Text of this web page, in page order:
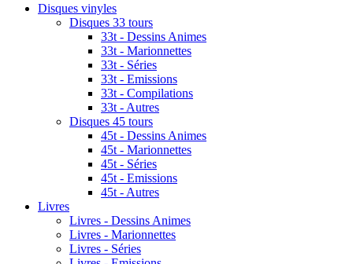
Disques vinyles
Disques 33 tours
33t - Dessins Animes
33t - Marionnettes
33t - Séries
33t - Emissions
33t - Compilations
33t - Autres
Disques 45 tours
45t - Dessins Animes
45t - Marionnettes
45t - Séries
45t - Emissions
45t - Autres
Livres
Livres - Dessins Animes
Livres - Marionnettes
Livres - Séries